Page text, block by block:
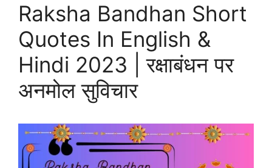
Raksha Bandhan Short
Quotes In English &
Hindi 2023 | रक्षाबंधन पर
अनमोल सुविचार